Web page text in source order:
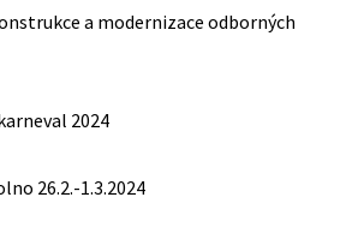
a modernizace odborných
2024
26.2.-1.3.2024